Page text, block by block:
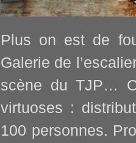
Plus on est de
Galerie de
scène du TJP…
virtuoses :
100 personnes.